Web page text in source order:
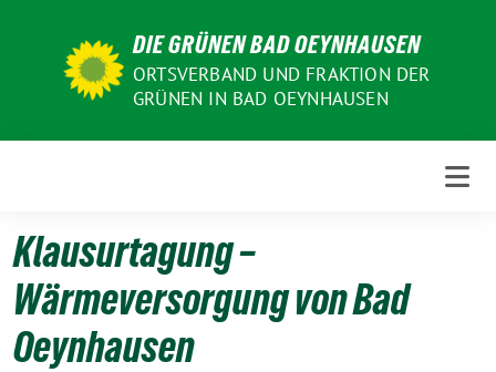
DIE GRÜNEN BAD OEYNHAUSEN
ORTSVERBAND UND FRAKTION DER
GRÜNEN IN BAD OEYNHAUSEN
Klausurtagung –
Wärmeversorgung von Bad
Oeynhausen